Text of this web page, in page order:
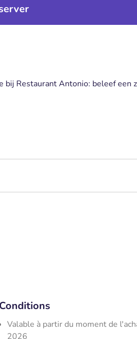
Restaurant Antonio: beleef een
Conditions
Valable à partir du moment de
2026